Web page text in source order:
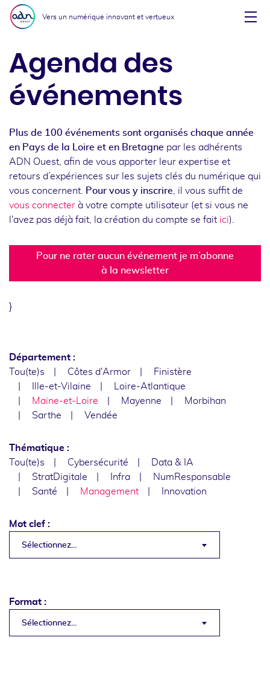
Aller au menu
Aller au contenu
Vers un numérique innovant et vertueux
Agenda des
événements
Plus de 100 événements sont organisés chaque année
en Pays de la Loire et en Bretagne par les adhérents
ADN Ouest, afin de vous apporter leur expertise et
retours d’expériences sur les sujets clés du numérique qui
vous concernent.
Pour vous y inscrire , il vous suffit de
vous connecter à votre compte utilisateur (et si vous ne
l'avez pas déjà fait, la création du compte se fait ici).
Pour ne rater aucun événement je m’abonne
à la newsletter
}
Département :
Tou(te)s
Côtes d'Armor
Finistère
Ille-et-Vilaine
Loire-Atlantique
Maine-et-Loire
Mayenne
Morbihan
Sarthe
Vendée
Thématique :
Tou(te)s
Cybersécurité
Data & IA
StratDigitale
Infra
NumResponsable
Santé
Management Innovation
Mot clef :
Sélectionnez...
Format :
Sélectionnez...